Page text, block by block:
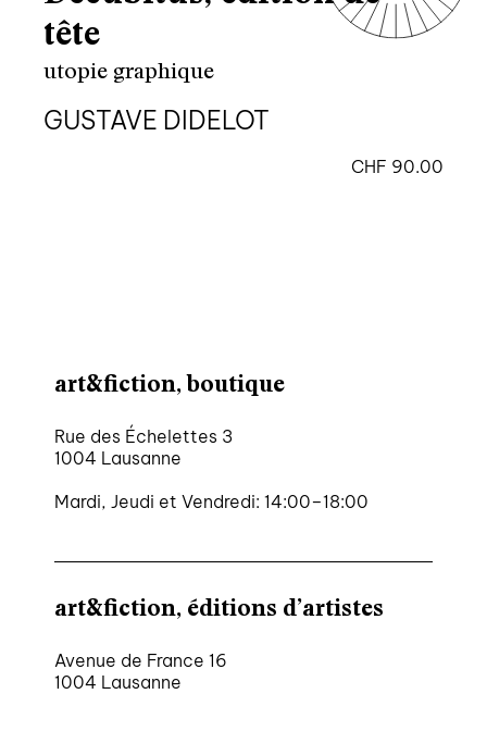
tête
utopie graphique
GUSTAVE DIDELOT
CHF 90.00
art&fiction, boutique
Rue des Échelettes 3
1004 Lausanne
Mardi, Jeudi et Vendredi: 14:00–18:00
art&fiction, éditions d’artistes
Avenue de France 16
1004 Lausanne